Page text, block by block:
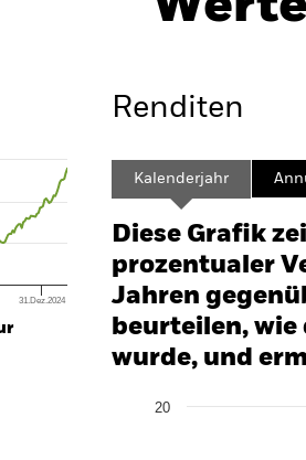
Time. Range: 2016-01-01 00:00:00 to
values. Range: -40 to 80.
31.Dez.2024
Renditen
Kalenderjahr
Diese Grafik
prozentualer
Jahren
beurteilen,
wurde, und
Bar chart with 2 data
20